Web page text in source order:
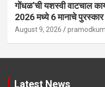
गोंधळ’ची यशस्वी वाटचाल
2026 मध्ये 6 मानाचे
August 9, 2026
Latest News